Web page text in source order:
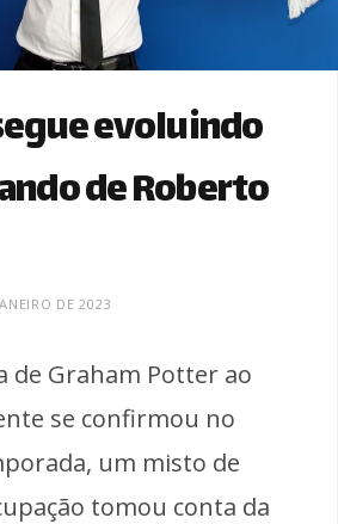
evoluindo
de Roberto
DE 2023
de Graham Potter ao
se confirmou no
um misto de
tomou conta da